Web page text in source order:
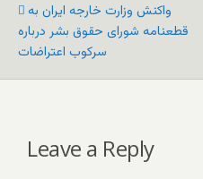
واکنش وزارت خارجه ایران به
قطعنامه شورای حقوق بشر درباره
سرکوب اعتراضات
Leave a Reply